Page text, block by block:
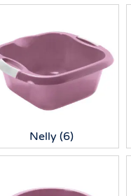
Nelly(6)